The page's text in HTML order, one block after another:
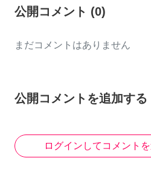
公開コメント (0)
まだコメントはありません
公開コメントを追加する
ログインしてコメント